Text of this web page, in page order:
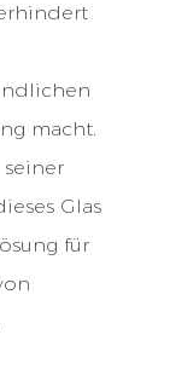
macht.
Glas
für